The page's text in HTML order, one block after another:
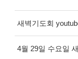
새벽기도회
4월 29일 수요일